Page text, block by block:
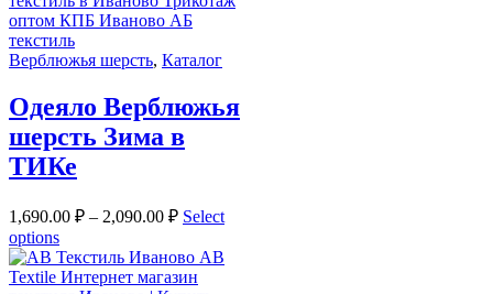
Верблюжья шерсть, Каталог
Одеяло Верблюжья
шерсть Зима в
ТИКе
1,690.00 ₽ – 2,090.00 ₽ Select
options